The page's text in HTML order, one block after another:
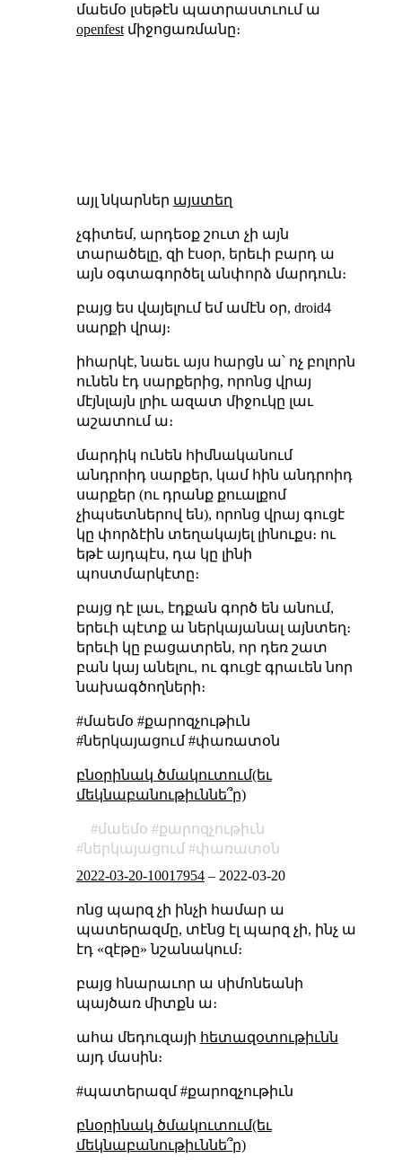
մաեմօ լսեթէն պատրաստւում ա
openfestմիջոցառմանը։
այլ նկարներ այստեղ
չգիտեմ, արդեօք շուտ չի այն
տարածելը, զի էսօր, երեւի բարդ ա
այն օգտագործել անփորձ մարդուն։
բայց ես վայելում եմ ամէն օր, droid4
սարքի վրայ։
իհարկէ, նաեւ այս հարցն ա՝ ոչ բոլորն
ունեն էդ սարքերից, որոնց վրայ
մէյնլայն լրիւ ազատ միջուկը լաւ
աշատում ա։
մարդիկ ունեն հիմնականում
անդրոիդ սարքեր, կամ հին անդրոիդ
սարքեր (ու դրանք քուալքոմ
չիպսետներով են), որոնց վրայ գուցէ
կը փորձէին տեղակայել լինուքս։ ու
եթէ այդպէս, դա կը լինի
պոստմարկէտը։
բայց դէ լաւ, էդքան գործ են անում,
երեւի պէտք ա ներկայանալ այնտեղ։
երեւի կը բացատրեն, որ դեռ շատ
բան կայ անելու, ու գուցէ գրաւեն նոր
նախագծողների։
#մաեմօ #քարոզչութիւն
#ներկայացում #փառատօն
բնօրինակ ծմակուտում(եւ
մեկնաբանութիւննե՞ր)
մաեմօ
քարոզչութիւն
ներկայացում
փառատօն
2022-03-20-10017954– 2022-03-20
ոնց պարզ չի ինչի համար ա
պատերազմը, տէնց էլ պարզ չի, ինչ ա
էդ «զէթը» նշանակում։
բայց հնարաւոր ա սիմոնեանի
պայծառ միտքն ա։
ահա մեդուզայի հետազօտութիւնն
այդ մասին։
#պատերազմ #քարոզչութիւն
բնօրինակ ծմակուտում(եւ
մեկնաբանութիւննե՞ր)